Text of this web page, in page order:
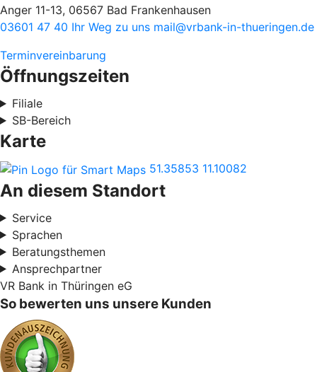
Anger 11-13, 06567 Bad Frankenhausen
03601 47 40 Ihr Weg zu uns mail@vrbank-in-thueringen.de
Terminvereinbarung
Öffnungszeiten
Filiale
SB-Bereich
Karte
51.35853 11.10082
An diesem Standort
Service
Sprachen
Beratungsthemen
Ansprechpartner
VR Bank in Thüringen eG
So bewerten uns unsere Kunden